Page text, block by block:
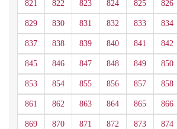
821 822 823 824 825 826
829 830 831 832 833 834
837 838 839 840 841 842
845 846 847 848 849 850
853 854 855 856 857 858
861 862 863 864 865 866
869 870 871 872 873 874